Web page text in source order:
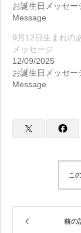
お誕生日メッセー
Message
9月12日生まれの
メッセージ
12/09/2025
お誕生日メッセー
Message
こ
前の